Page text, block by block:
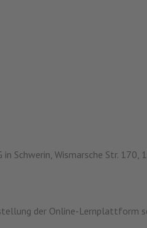
Schwerin, Wismarsche Str. 170,
der Online-Lernplattform